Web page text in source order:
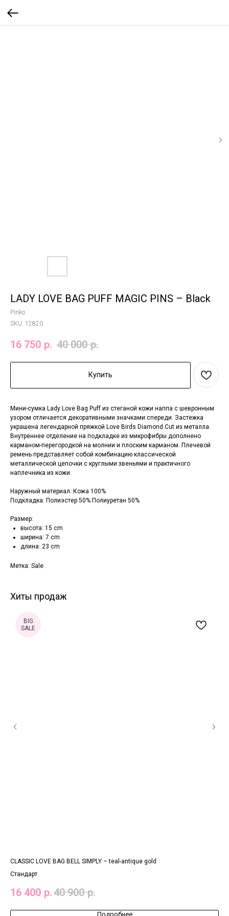
LADY LOVE BAG PUFF MAGIC PINS – Black
Pinko
SKU: 12820
16 750 р. 40 000 р.
Купить
Мини-сумка Lady Love Bag Puff из стеганой кожи наппа с шевронным
узором отличается декоративными значками спереди. Застежка
украшена легендарной пряжкой Love Birds Diamond Cut из металла.
Внутреннее отделение на подкладке из микрофибры дополнено
карманом-перегородкой на молнии и плоским карманом. Плечевой
ремень представляет собой комбинацию классической
металлической цепочки с круглыми звеньями и практичного
наплечника из кожи.
Наружный материал: Кожа 100%
Подкладка: Полиэстер 50% Полиуретан 50%
Размер:
высота: 15 cm
ширина: 7 cm
длина: 23 cm
Метка: Sale
Хиты продаж
BIG
SALE
CLASSIC LOVE BAG BELL SIMPLY – teal-antique gold
Стандарт
16 400 р.40 900 р.
Подробнее